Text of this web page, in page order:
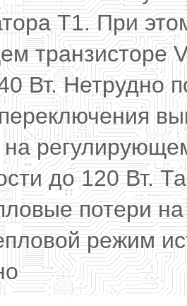
Т1. При
транзисторе
Вт. Нетрудно
до 120 Вт.
потери
режим